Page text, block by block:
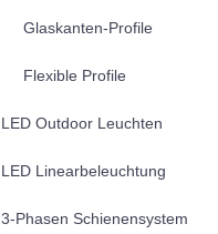
Glaskanten-Profile
Flexible Profile
LED Outdoor Leuchten
LED Linearbeleuchtung
3-Phasen Schienensystem